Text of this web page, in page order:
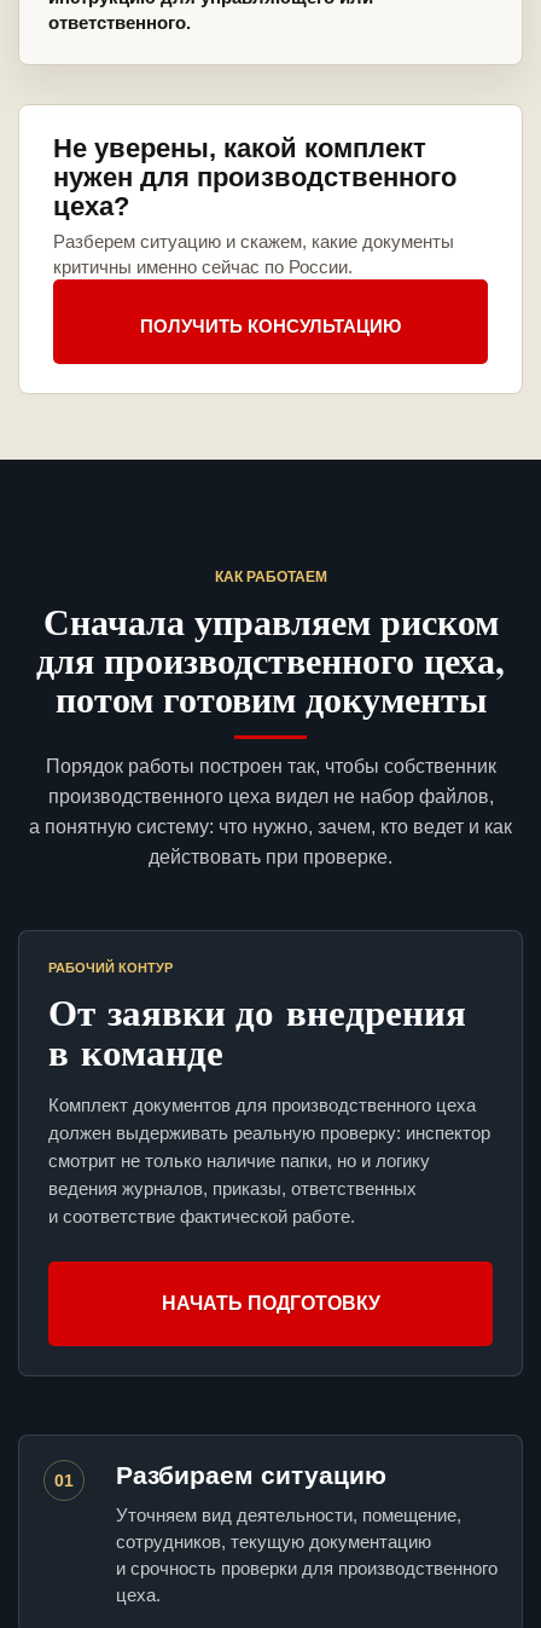
ответственного.
Не уверены, какой комплект
нужен для производственного
цеха?
Разберем ситуацию и скажем, какие документы
критичны именно сейчас по России.
ПОЛУЧИТЬ КОНСУЛЬТАЦИЮ
КАК РАБОТАЕМ
Сначала управляем риском
для производственного цеха,
потом готовим документы
Порядок работы построен так, чтобы собственник
производственного цеха видел не набор файлов,
а понятную систему: что нужно, зачем, кто ведет и как
действовать при проверке.
РАБОЧИЙ КОНТУР
От заявки до внедрения
в команде
Комплект документов для производственного цеха
должен выдерживать реальную проверку: инспектор
смотрит не только наличие папки, но и логику
ведения журналов, приказы, ответственных
и соответствие фактической работе.
НАЧАТЬ ПОДГОТОВКУ
01 Разбираем ситуацию
Уточняем вид деятельности, помещение,
сотрудников, текущую документацию
и срочность проверки для производственного
цеха.